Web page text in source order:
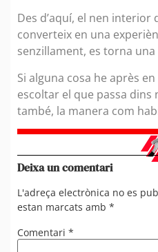
Des d’aquí, el nen interior
converteix en una
senzillament, es torna
Si alguna cosa he après
escoltar el que passa
també, la manera com
Deixa un comentari
L'adreça electrònica no es
estan marcats amb *
Comentari *